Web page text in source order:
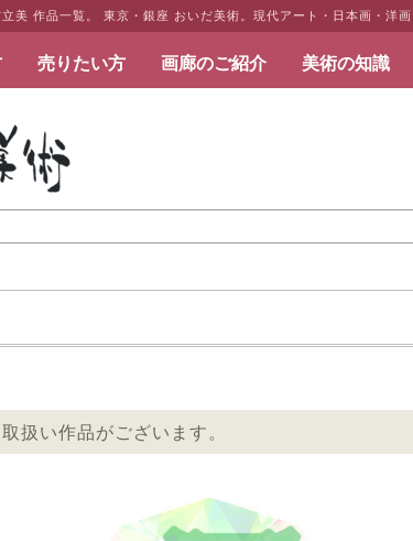
美 作品一覧。 東京・銀座 おいだ美術。現代アート・日本画・洋
売りたい方 画廊のご紹介 美術の知識
| 東京・銀座 おいだ美術
扱い作品がございます。